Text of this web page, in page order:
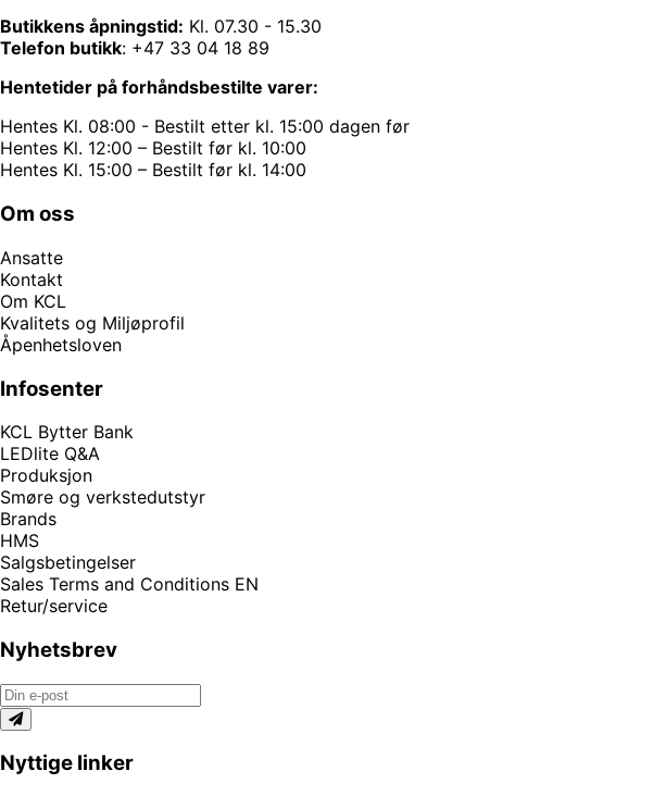
Butikkens åpningstid: Kl. 07.30 - 15.30
Telefon butikk: +47 33 04 18 89
Hentetider på forhåndsbestilte varer:
Hentes Kl. 08:00 - Bestilt etter kl. 15:00 dagen før
Hentes Kl. 12:00 – Bestilt før kl. 10:00
Hentes Kl. 15:00 – Bestilt før kl. 14:00
Om oss
Ansatte
Kontakt
Om KCL
Kvalitets og Miljøprofil
Åpenhetsloven
Infosenter
KCL Bytter Bank
LEDlite Q&A
Produksjon
Smøre og verkstedutstyr
Brands
HMS
Salgsbetingelser
Sales Terms and Conditions EN
Retur/service
Nyhetsbrev
Nyttige linker